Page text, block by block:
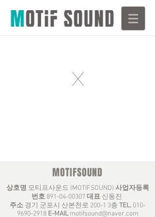
X
MOTIFSOUND
상호명 모티프사운드 (MOTIFSOUND) 사업자등록
번호 891-04-00307대표 신동진
주소 경기 군포시 산본천로 200-1 3층 TEL. 010-
9690-2918 E-MAIL motifsound@naver.com